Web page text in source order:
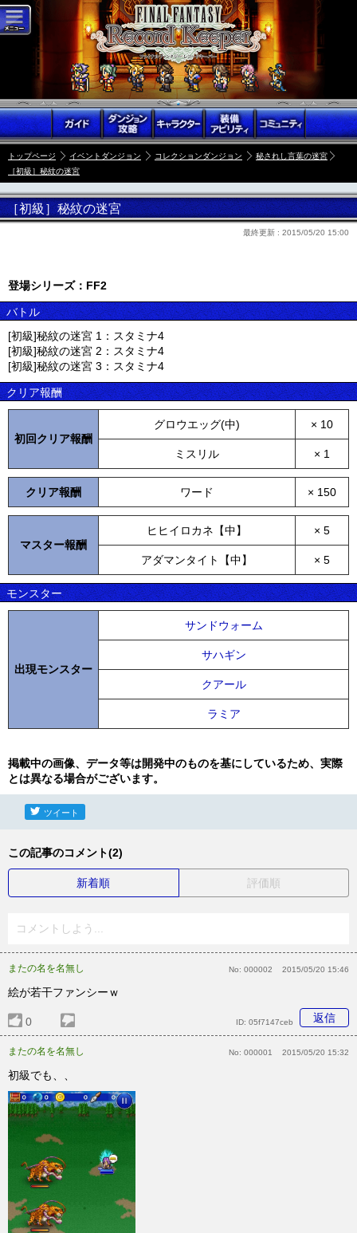
トップページ イベントダンジョン コレクションダンジョン
秘されし言葉の迷宮
［初級］秘紋の迷宮
［初級］秘紋の迷宮
最終更新 : 2015/05/20 15:00
登場シリーズ：FF2
バトル
[初級]秘紋の迷宮 1：スタミナ4
[初級]秘紋の迷宮 2：スタミナ4
[初級]秘紋の迷宮 3：スタミナ4
クリア報酬
初回クリア報酬
グロウエッグ(中) × 10
ミスリル × 1
クリア報酬 ワード × 150
マスター報酬
ヒヒイロカネ【中】 × 5
アダマンタイト【中】 × 5
モンスター
出現モンスター
サンドウォーム
サハギン
クアール
ラミア
掲載中の画像、データ等は開発中のものを基にしているため、実際
とは異なる場合がございます。
ツイート
この記事のコメント(2)
新着順 評価順
コメントしよう...
またの名を名無し No: 000002 2015/05/20 15:46
絵が若干ファンシーｗ
0 返信
ID: 05f7147ceb
またの名を名無し No: 000001 2015/05/20 15:32
初級でも、、